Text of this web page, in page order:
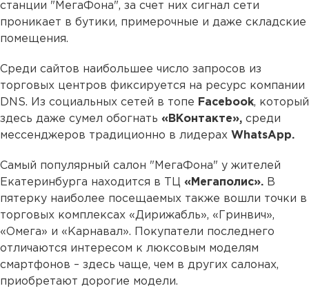
станции "МегаФона", за счет них сигнал сети
проникает в бутики, примерочные и даже складские
помещения.
Среди сайтов наибольшее число запросов из
торговых центров фиксируется на ресурс компании
DNS. Из социальных сетей в топе Facebook, который
здесь даже сумел обогнать «ВКонтакте», среди
мессенджеров традиционно в лидерах WhatsApp.
Самый популярный салон "МегаФона" у жителей
Екатеринбурга находится в ТЦ «Мегаполис». В
пятерку наиболее посещаемых также вошли точки в
торговых комплексах «Дирижабль», «Гринвич»,
«Омега» и «Карнавал». Покупатели последнего
отличаются интересом к люксовым моделям
смартфонов – здесь чаще, чем в других салонах,
приобретают дорогие модели.